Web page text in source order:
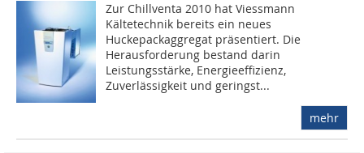
Zur Chillventa 2010 hat Viessmann
Kältetechnik bereits ein neues
Huckepackaggregat präsentiert. Die
Herausforderung bestand darin
Leistungsstärke, Energieeffizienz,
Zuverlässigkeit und geringst...
mehr